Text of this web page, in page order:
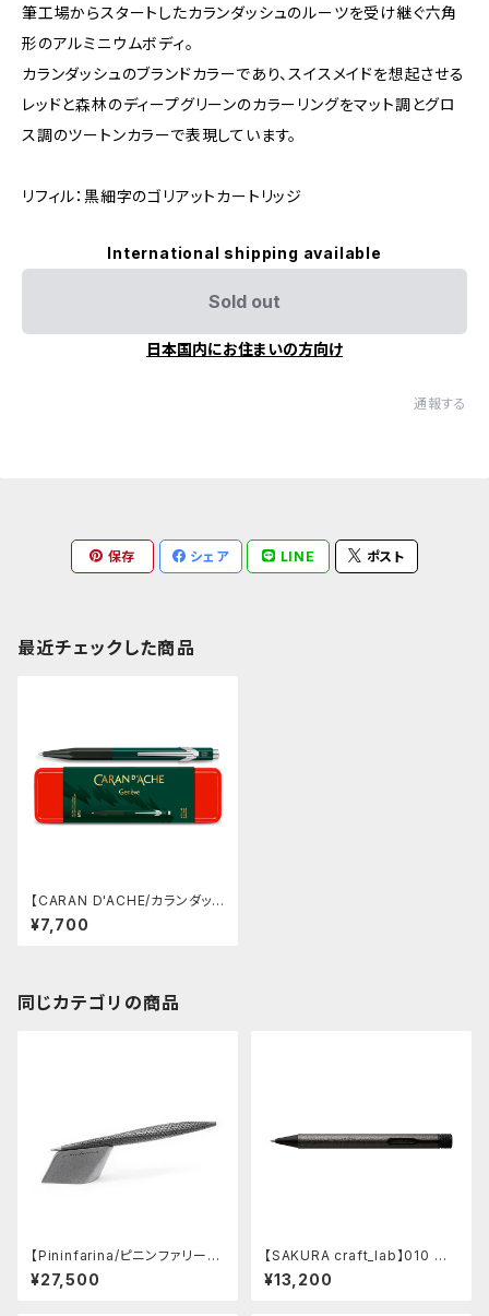
筆工場からスタートしたカランダッシュのルーツを受け継ぐ六角
形のアルミニウムボディ。
カランダッシュのブランドカラーであり、スイスメイドを想起させる
レッドと森林のディープグリーンのカラーリングをマット調とグロ
ス調のツートンカラーで表現しています。
リフィル：黒細字のゴリアットカートリッジ
International shipping available
Sold out
日本国内にお住まいの方向け
通報する
保存 シェア LINE ポスト
最近チェックした商品
【CARAN D'ACHE/カランダッシ
ュ】ワンダーフォレスト 849ボー
ルペン (グリーン)
¥7,700
同じカテゴリの商品
【Pininfarina/ピニンファリー
ナ】Speedform (チタン)
¥27,500
【SAKURA craft_lab】010 ゲ
ルインキボールペン (ハンマート
ーン チャコール)
¥13,200